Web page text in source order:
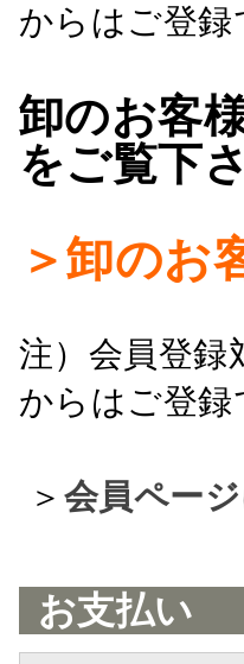
からはご登録
卸のお客
をご覧下
＞卸のお
注）会員登録
からはご登録
＞ 会員ペー
お支払い